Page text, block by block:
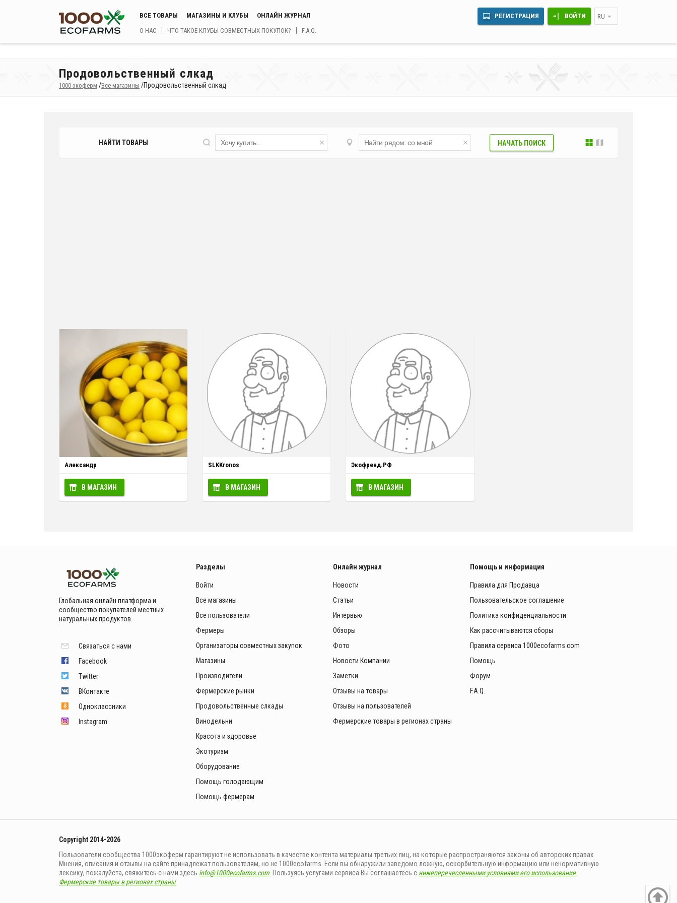
ВСЕ ТОВАРЫ МАГАЗИНЫ И КЛУБЫ
ОНЛАЙН ЖУРНАЛ
О НАС
ЧТО ТАКОЕ КЛУБЫ СОВМЕСТНЫХ ПОКУПОК? F.A.Q.
РЕГИСТРАЦИЯ ВОЙТИ RU
Продовольственный слкад
1000 экоферм /Все магазины /Продовольственный слкад
НАЙТИ ТОВАРЫ НАЧАТЬ ПОИСК
Александр
В МАГАЗИН
SLKKronos
В МАГАЗИН
Экофренд.РФ
В МАГАЗИН
Глобальная онлайн платформа и
сообщество покупателей местных
натуральных продуктов.
Связаться с нами
Facebook
Twitter
ВКонтакте
Одноклассники
Instagram
Разделы
Войти
Все магазины
Все пользователи
Фермеры
Организаторы совместных закупок
Магазины
Производители
Фермерские рынки
Продовольственные слкады
Винодельни
Красота и здоровье
Экотуризм
Оборудование
Помощь голодающим
Помощь фермерам
Онлайн журнал
Новости
Статьи
Интервью
Обзоры
Фото
Новости Компании
Заметки
Отзывы на товары
Отзывы на пользователей
Фермерские товары в регионах страны
Помощь и информация
Правила для Продавца
Пользовательское соглашение
Политика конфиденциальности
Как рассчитываются сборы
Правила сервиса 1000ecofarms.com
Помощь
Форум
F.A.Q.
Copyright 2014-2026
Пользователи сообщества 1000экоферм гарантируют не использовать в качестве контента материалы третьих лиц, на которые распространяются законы об авторских правах.
Мнения, описания и отзывы на сайте принадлежат пользователям, но не 1000ecofarms. Если вы обнаружили заведомо ложную, оскорбительную информацию или ненормативную
лексику, пожалуйста, свяжитесь с нами здесь info@1000ecofarms.com . Пользуясь услугами сервиса Вы соглашаетесь с нижеперечесленными условиями его использования.
Фермерские товары в регионах страны